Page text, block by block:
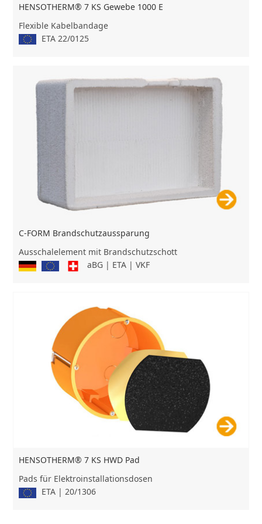
HENSOTHERM® 7 KS Gewebe 1000 E
Flexible Kabelbandage
ETA 22/0125
C-FORM Brandschutzaussparung
Ausschalelement mit Brandschutzschott
aBG | ETA | VKF
HENSOTHERM® 7 KS HWD Pad
Pads für Elektroinstallationsdosen
ETA | 20/1306